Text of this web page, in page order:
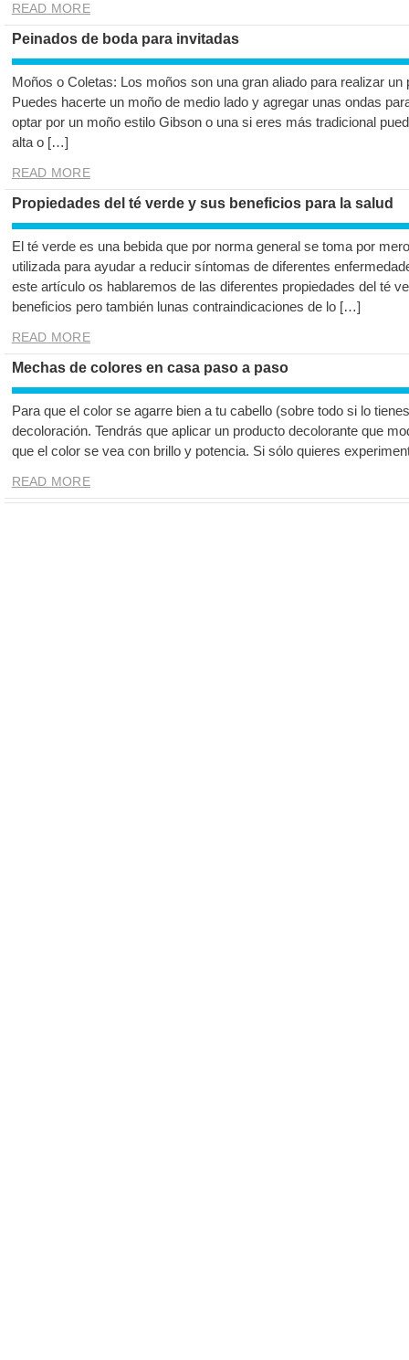
READ MORE
Peinados de boda para invitadas
Moños o Coletas: Los moños son una gran aliado para realizar
Puedes hacerte un moño de medio lado y agregar unas ondas
optar por un moño estilo Gibson o una si eres más tradicional
alta o […]
READ MORE
Propiedades del té verde y sus beneficios para la salud
El té verde es una bebida que por norma general se toma por
utilizada para ayudar a reducir síntomas de diferentes
este artículo os hablaremos de las diferentes propiedades del té
beneficios pero también lunas contraindicaciones de lo […]
READ MORE
Mechas de colores en casa paso a paso
Para que el color se agarre bien a tu cabello (sobre todo si lo
decoloración. Tendrás que aplicar un producto decolorante que
que el color se vea con brillo y potencia. Si sólo quieres
READ MORE